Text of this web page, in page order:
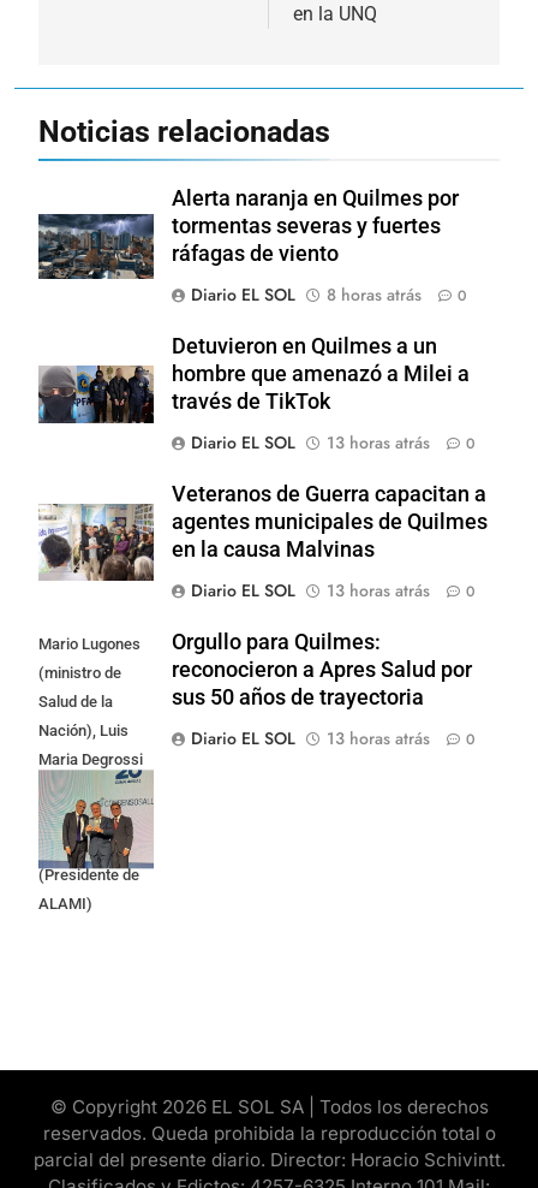
en la UNQ
Noticias relacionadas
Alerta naranja en Quilmes por
tormentas severas y fuertes
ráfagas de viento
Diario EL SOL
8 horas atrás 0
Detuvieron en Quilmes a un
hombre que amenazó a Milei a
través de TikTok
Diario EL SOL
13 horas atrás 0
Veteranos de Guerra capacitan a
agentes municipales de Quilmes
en la causa Malvinas
Diario EL SOL
13 horas atrás 0
Mario Lugones
(ministro de
Salud de la
Nación), Luis
Maria Degrossi
(Presidente de
Apres Salud) y
Cristian Mazza
(Presidente de
ALAMI)
Orgullo para Quilmes:
reconocieron a Apres Salud por
sus 50 años de trayectoria
Diario EL SOL
13 horas atrás 0
© Copyright 2026 EL SOL SA | Todos los derechos
reservados. Queda prohibida la reproducción total o
parcial del presente diario. Director: Horacio Schivintt.